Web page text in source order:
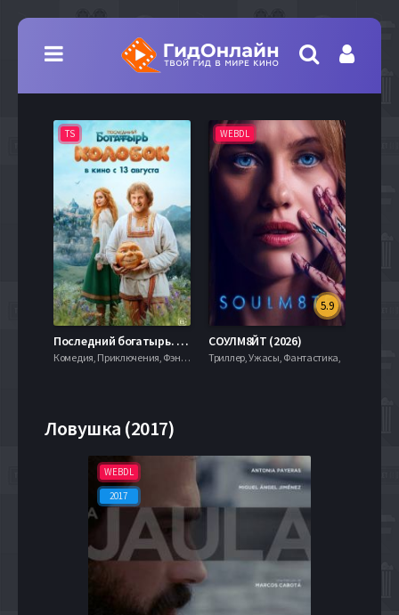
TS
Последний богатырь. Колобок (2026)
Комедия, Приключения, Фэнтези,
WEBDL
5.9
СОУЛМ8ЙТ (2026)
Триллер, Ужасы, Фантастика,
Ловушка (2017)
WEBDL
2017